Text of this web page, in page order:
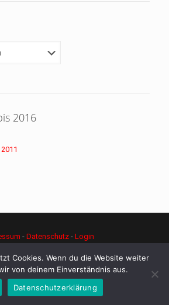
2016
- Datenschutz- Login
Cookies. Wenn du die Website weiter
von deinem Einverständnis aus.
Datenschutzerklärung